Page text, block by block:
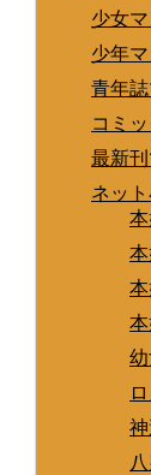
少女
少年
青年
コミ
最新
ネッ